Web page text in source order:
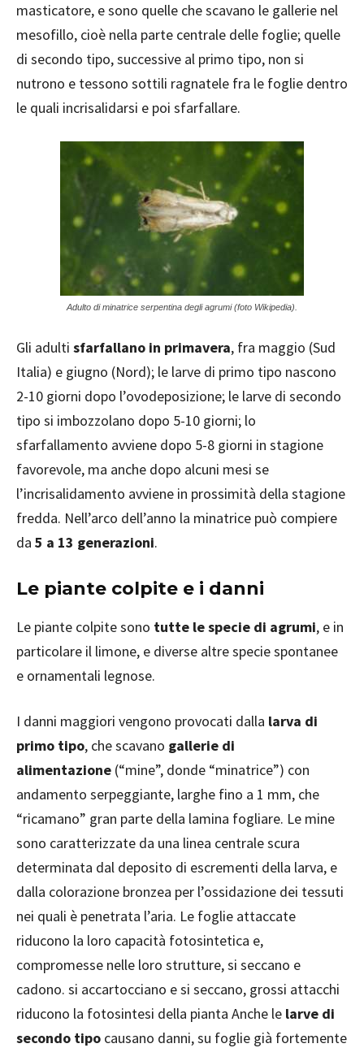
masticatore, e sono quelle che scavano le gallerie nel
mesofillo, cioè nella parte centrale delle foglie; quelle
di secondo tipo, successive al primo tipo, non si
nutrono e tessono sottili ragnatele fra le foglie dentro
le quali incrisalidarsi e poi sfarfallare.
Adulto di minatrice serpentina degli agrumi (foto Wikipedia).
Gli adulti sfarfallano in primavera, fra maggio (Sud
Italia) e giugno (Nord); le larve di primo tipo nascono
2-10 giorni dopo l’ovodeposizione; le larve di secondo
tipo si imbozzolano dopo 5-10 giorni; lo
sfarfallamento avviene dopo 5-8 giorni in stagione
favorevole, ma anche dopo alcuni mesi se
l’incrisalidamento avviene in prossimità della stagione
fredda. Nell’arco dell’anno la minatrice può compiere
da 5 a 13 generazioni.
Le piante colpite e i danni
Le piante colpite sono tutte le specie di agrumi, e in
particolare il limone, e diverse altre specie spontanee
e ornamentali legnose.
I danni maggiori vengono provocati dalla larva di
primo tipo, che scavano gallerie di
alimentazione (“mine”, donde “minatrice”) con
andamento serpeggiante, larghe fino a 1 mm, che
“ricamano” gran parte della lamina fogliare. Le mine
sono caratterizzate da una linea centrale scura
determinata dal deposito di escrementi della larva, e
dalla colorazione bronzea per l’ossidazione dei tessuti
nei quali è penetrata l’aria. Le foglie attaccate
riducono la loro capacità fotosintetica e,
compromesse nelle loro strutture, si seccano e
cadono. si accartocciano e si seccano, grossi attacchi
riducono la fotosintesi della pianta Anche le larve di
secondo tipo causano danni, su foglie già fortemente